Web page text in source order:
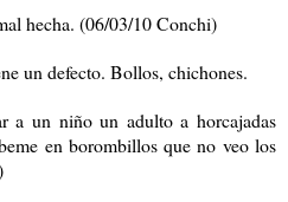
hecha. (06/03/10 Conchi)
un defecto. Bollos, chichones.
a un niño un adulto a horcajadas
en borombillos que no veo los